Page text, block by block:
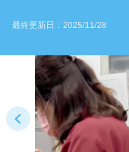
最終更新日： 2025/11/28